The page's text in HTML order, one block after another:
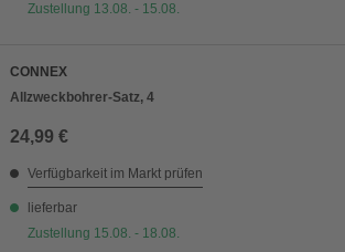
Zustellung 13.08. - 15.08.
CONNEX
Allzweckbohrer-Satz, 4
24,99 €
Verfügbarkeit im Markt prüfen
lieferbar
Zustellung 15.08. - 18.08.